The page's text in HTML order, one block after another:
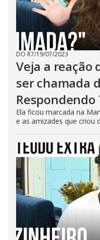
DO R7/19/07/2023
Veja a reação
ser chamada
Respondendo
Ela ficou marcada na
e as amizades que criou